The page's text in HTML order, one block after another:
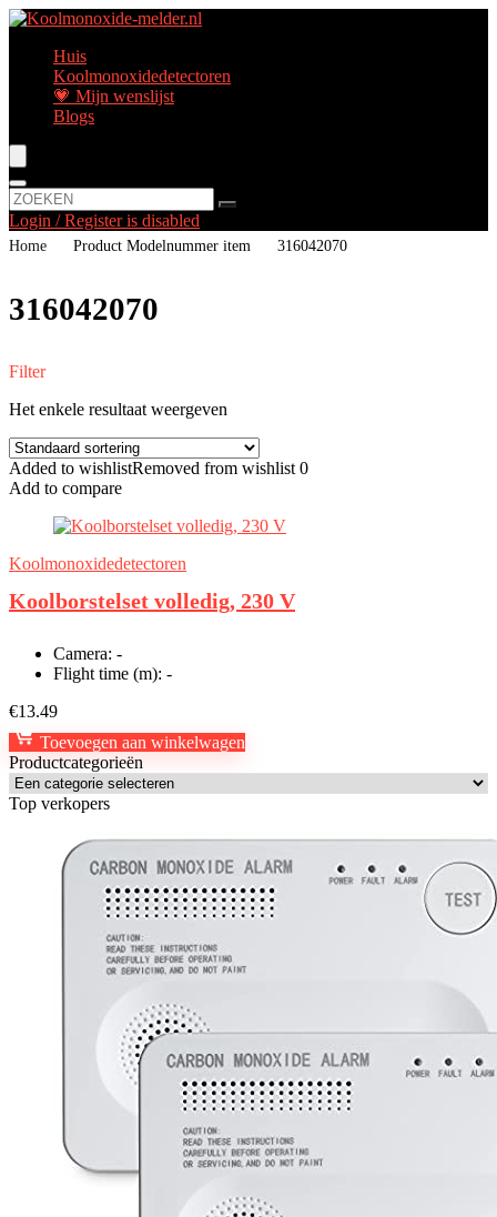
Huis
Koolmonoxidedetectoren
💗 Mijn wenslijst
Blogs
Login / Register is disabled
Home Product Modelnummer item ‎316042070
‎316042070
Filter
Het enkele resultaat weergeven
Added to wishlistRemoved from wishlist 0
Add to compare
Koolmonoxidedetectoren
Koolborstelset volledig, 230 V
Camera: -
Flight time (m): -
€13.49
Toevoegen aan winkelwagen
Productcategorieën
Top verkopers